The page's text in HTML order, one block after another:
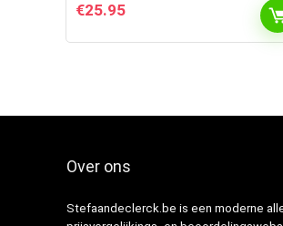
€25.95
Over ons
Stefaandeclerck.be is een moderne